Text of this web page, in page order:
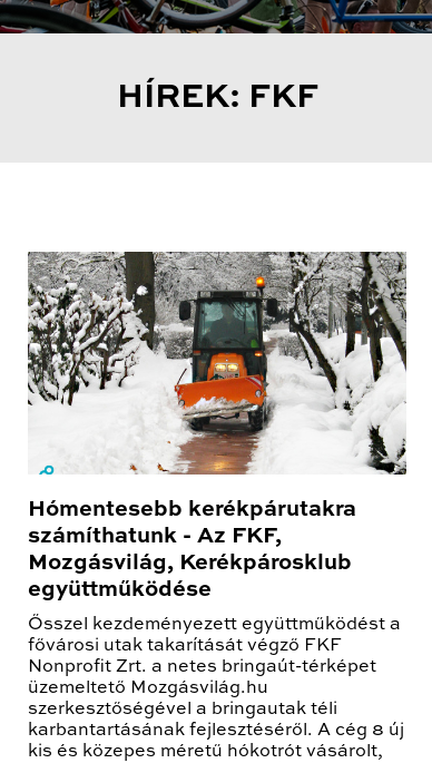
HÍREK: FKF
Hómentesebb kerékpárutakra
számíthatunk - Az FKF,
Mozgásvilág, Kerékpárosklub
együttműködése
Ősszel kezdeményezett együttműködést a
fővárosi utak takarítását végző FKF
Nonprofit Zrt. a netes bringaút-térképet
üzemeltető Mozgásvilág.hu
szerkesztőségével a bringautak téli
karbantartásának fejlesztéséről. A cég 8 új
kis és közepes méretű hókotrót vásárolt,